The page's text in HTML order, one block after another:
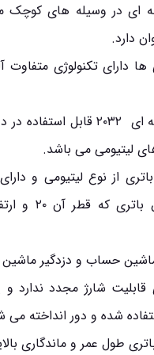
ای در وسیله های کوچک
دارد.
ها دارای تکنولوژی متفاوت
باتری سکه ای ۲۰۳۲ قابل
لیتیومی می باشد.
ماشین حساب و دزدگیر
قابلیت شارژ مجدد ندارد
شده و دور انداخته می
طول عمر و ماندگاری